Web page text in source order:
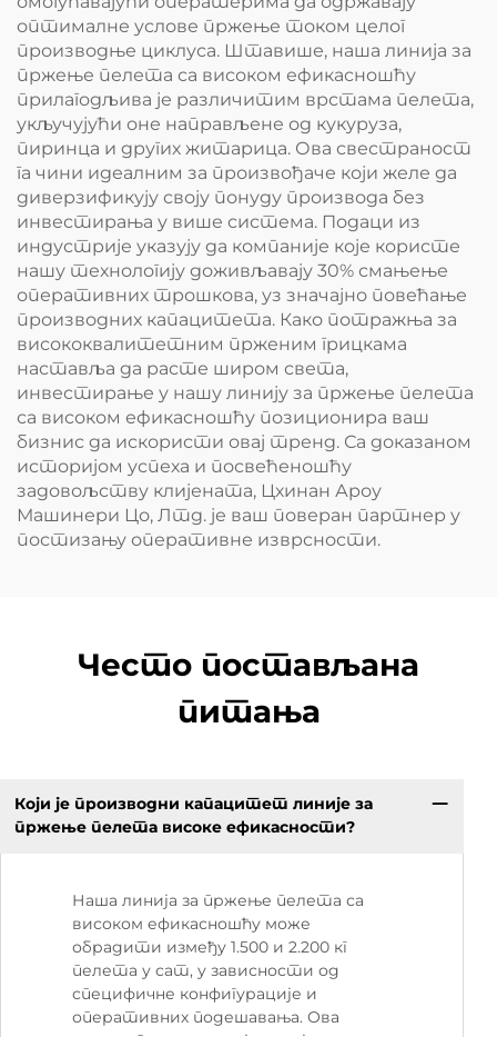
оптималне услове пржење током целог
производње циклуса. Штавише, наша линија за
пржење пелета са високом ефикасношћу
прилагодљива је различитим врстама пелета,
укључујући оне направљене од кукуруза,
пиринца и других житарица. Ова свестраност
га чини идеалним за произвођаче који желе да
диверзификују своју понуду производа без
инвестирања у више система. Подаци из
индустрије указују да компаније које користе
нашу технологију доживљавају 30% смањење
оперативних трошкова, уз значајно повећање
производних капацитета. Како потражња за
висококвалитетним прженим грицкама
наставља да расте широм света,
инвестирање у нашу линију за пржење пелета
са високом ефикасношћу позиционира ваш
бизнис да искористи овај тренд. Са доказаном
историјом успеха и посвећеношћу
задовољству клијената, Цхинан Ароу
Машинери Цо, Лтд. је ваш поверан партнер у
постизању оперативне изврсности.
Често постављана
питања
Који је производни капацитет линије за
пржење пелета високе ефикасности?
Наша линија за пржење пелета са
високом ефикасношћу може
обрадити између 1.500 и 2.200 кг
пелета у сат, у зависности од
специфичне конфигурације и
оперативних подешавања. Ова